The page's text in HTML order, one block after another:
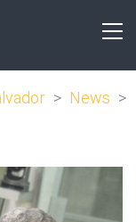
> News >